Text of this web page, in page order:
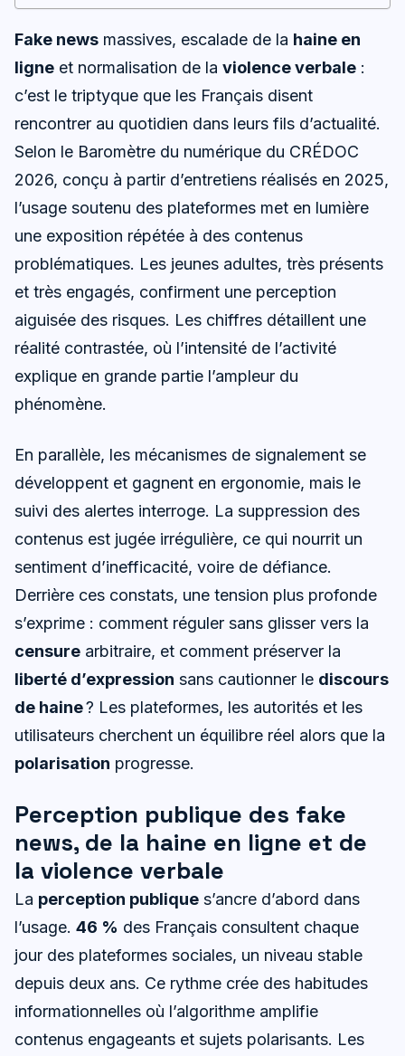
Fake news massives, escalade de la haine en
ligne et normalisation de la violence verbale :
c’est le triptyque que les Français disent
rencontrer au quotidien dans leurs fils d’actualité.
Selon le Baromètre du numérique du CRÉDOC
2026, conçu à partir d’entretiens réalisés en 2025,
l’usage soutenu des plateformes met en lumière
une exposition répétée à des contenus
problématiques. Les jeunes adultes, très présents
et très engagés, confirment une perception
aiguisée des risques. Les chiffres détaillent une
réalité contrastée, où l’intensité de l’activité
explique en grande partie l’ampleur du
phénomène.
En parallèle, les mécanismes de signalement se
développent et gagnent en ergonomie, mais le
suivi des alertes interroge. La suppression des
contenus est jugée irrégulière, ce qui nourrit un
sentiment d’inefficacité, voire de défiance.
Derrière ces constats, une tension plus profonde
s’exprime : comment réguler sans glisser vers la
censure arbitraire, et comment préserver la
liberté d’expression sans cautionner le discours
de haine? Les plateformes, les autorités et les
utilisateurs cherchent un équilibre réel alors que la
polarisation progresse.
Perception publique des fake
news, de la haine en ligne et de
la violence verbale
La perception publique s’ancre d’abord dans
l’usage. 46 % des Français consultent chaque
jour des plateformes sociales, un niveau stable
depuis deux ans. Ce rythme crée des habitudes
informationnelles où l’algorithme amplifie
contenus engageants et sujets polarisants. Les